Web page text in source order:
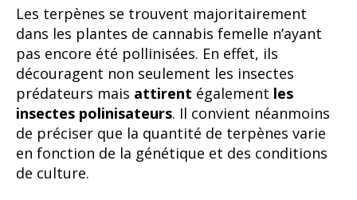
Les terpènes se trouvent majoritairement
dans les plantes de cannabis femelle n’ayant
pas encore été pollinisées. En effet, ils
découragent non seulement les insectes
prédateurs mais attirent également les
insectes polinisateurs. Il convient néanmoins
de préciser que la quantité de terpènes varie
en fonction de la génétique et des conditions
de culture.